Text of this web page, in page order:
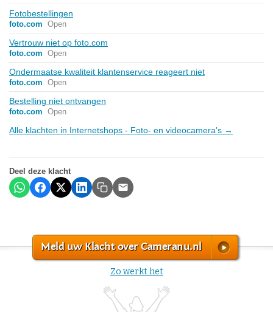
Fotobestellingen
foto.com Open
Vertrouw niet op foto.com
foto.com Open
Ondermaatse kwaliteit klantenservice reageert niet
foto.com Open
Bestelling niet ontvangen
foto.com Open
Alle klachten in Internetshops - Foto- en videocamera's →
Deel deze klacht
Meld uw Klacht over Cameranu.nl
Zo werkt het